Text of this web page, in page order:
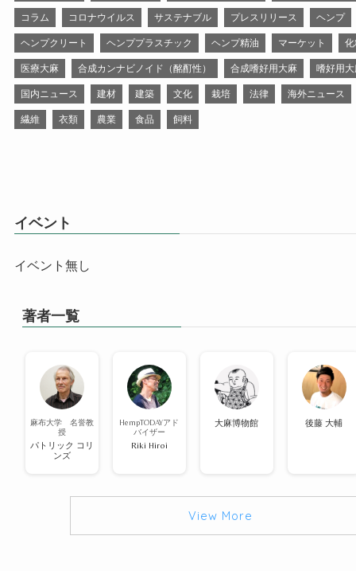
コラム コロナウイルス サステナブル プレスリリース ヘンプ
ヘンプクリート ヘンププラスチック ヘンプ精油 マーケット
医療大麻 合成カンナビノイド（酩酊性） 合成嗜好用大麻 嗜好用
国内ニュース 建材 建築 文化 栽培 法律 海外ニュース
繊維 衣類 農業 食品 飼料
イベント
イベント無し
著者一覧
麻布大学 名誉教
授
パトリック コリ
ンズ
HempTODAYアド
バイザー
Riki Hiroi
大麻博物館 後藤 大輔
View More